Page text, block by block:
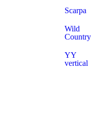
Scarpa
Wild
Country
YY
vertical